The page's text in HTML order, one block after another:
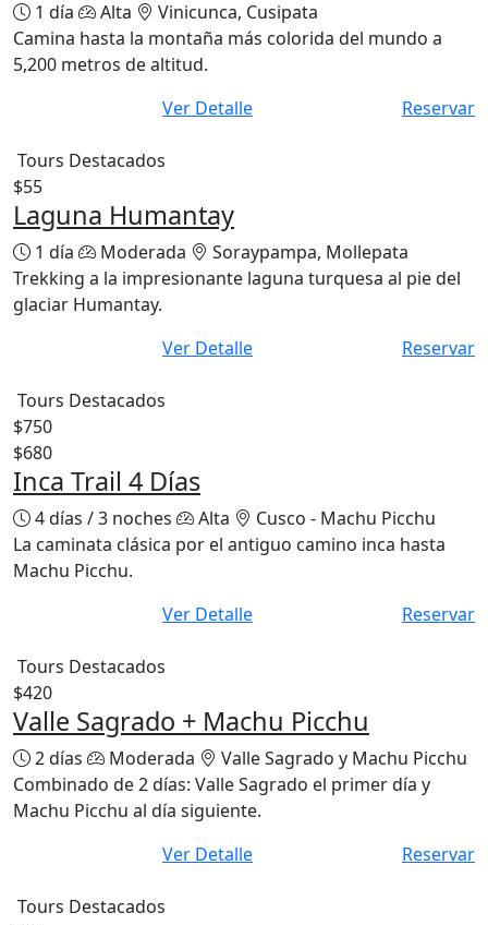
1 día Alta
Vinicunca, Cusipata
Camina hasta la montaña más colorida del mundo a
5,200 metros de altitud.
Ver Detalle
Reservar
$55
Laguna Humantay
1 día Moderada
Soraypampa, Mollepata
Trekking a la impresionante laguna turquesa al pie del
glaciar Humantay.
Ver Detalle
Reservar
Tours Destacados
$750
$680
Inca Trail 4 Días
4 días / 3 noches Alta
Cusco - Machu Picchu
La caminata clásica por el antiguo camino inca hasta
Machu Picchu.
Ver Detalle
Reservar
$420
Valle Sagrado + Machu Picchu
2 días Moderada
Valle Sagrado y Machu Picchu
Combinado de 2 días: Valle Sagrado el primer día y
Machu Picchu al día siguiente.
Ver Detalle
Reservar